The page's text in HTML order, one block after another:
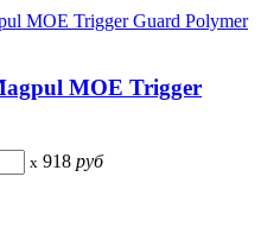
MOE Trigger
x 918 руб